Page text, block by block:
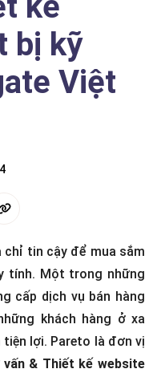
bị kỹ
Việt
tin cậy để mua sắm
tính. Một trong những
cấp dịch vụ bán hàng
khách hàng ở xa
lợi. Pareto là đơn vị
vấn & Thiết kế website